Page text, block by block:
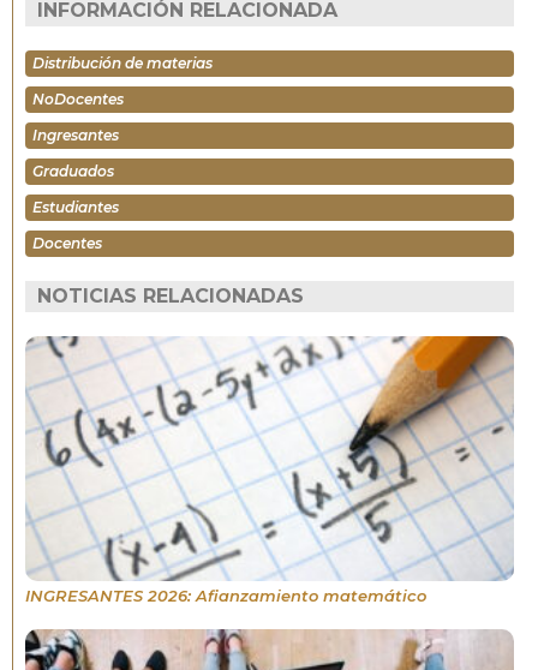
INFORMACIÓN RELACIONADA
Distribución de materias
NoDocentes
Ingresantes
Graduados
Estudiantes
Docentes
NOTICIAS RELACIONADAS
INGRESANTES 2026: Afianzamiento matemático